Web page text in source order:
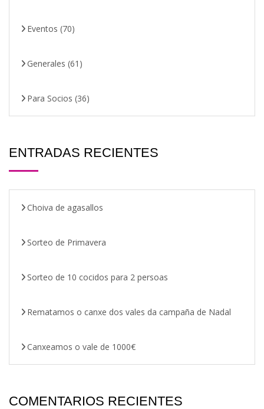
Eventos (70)
Generales (61)
Para Socios (36)
ENTRADAS RECIENTES
Choiva de agasallos
Sorteo de Primavera
Sorteo de 10 cocidos para 2 persoas
Rematamos o canxe dos vales da campaña de Nadal
Canxeamos o vale de 1000€
COMENTARIOS RECIENTES